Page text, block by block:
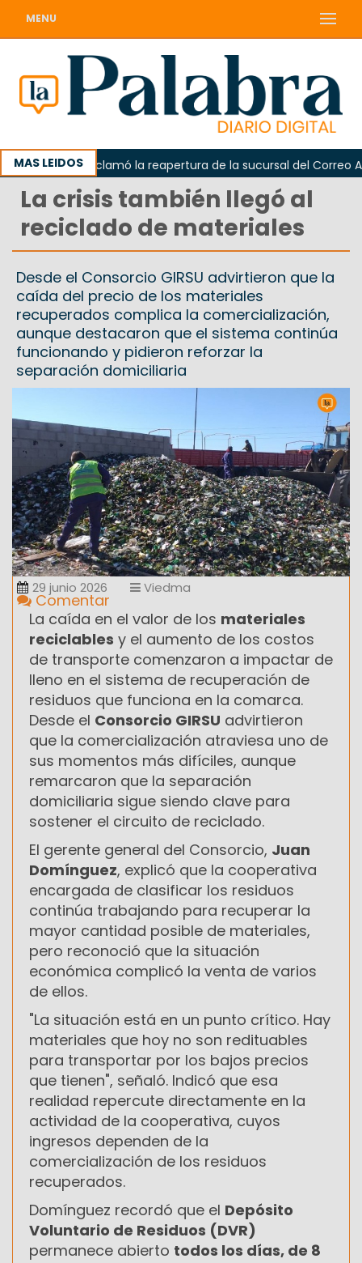
MENU
MAS LEIDOS
Odarda reclamó la reapertura de la sucursal del Correo
La crisis también llegó al
reciclado de materiales
Desde el Consorcio GIRSU advirtieron que la
caída del precio de los materiales
recuperados complica la comercialización,
aunque destacaron que el sistema continúa
funcionando y pidieron reforzar la
separación domiciliaria
29 junio 2026 Viedma
Comentar
La caída en el valor de los materiales
reciclables y el aumento de los costos
de transporte comenzaron a impactar de
lleno en el sistema de recuperación de
residuos que funciona en la comarca.
Desde el Consorcio GIRSU advirtieron
que la comercialización atraviesa uno de
sus momentos más difíciles, aunque
remarcaron que la separación
domiciliaria sigue siendo clave para
sostener el circuito de reciclado.
El gerente general del Consorcio, Juan
Domínguez, explicó que la cooperativa
encargada de clasificar los residuos
continúa trabajando para recuperar la
mayor cantidad posible de materiales,
pero reconoció que la situación
económica complicó la venta de varios
de ellos.
"La situación está en un punto crítico. Hay
materiales que hoy no son redituables
para transportar por los bajos precios
que tienen", señaló. Indicó que esa
realidad repercute directamente en la
actividad de la cooperativa, cuyos
ingresos dependen de la
comercialización de los residuos
recuperados.
Domínguez recordó que el Depósito
Voluntario de Residuos (DVR)
permanece abierto todos los días, de 8